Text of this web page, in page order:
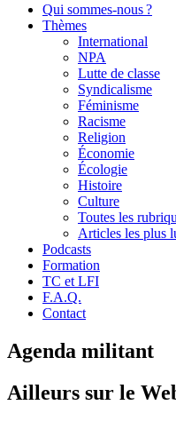
Qui sommes-nous ?
Thèmes
International
NPA
Lutte de classe
Syndicalisme
Féminisme
Racisme
Religion
Économie
Écologie
Histoire
Culture
Toutes les
Articles les plus
Podcasts
Formation
TC et LFI
F.A.Q.
Contact
Agenda militant
Ailleurs sur le